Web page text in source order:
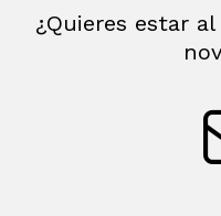
¿Quieres estar